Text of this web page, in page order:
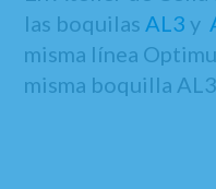
las boquilas AL3 y
misma línea
misma boquilla